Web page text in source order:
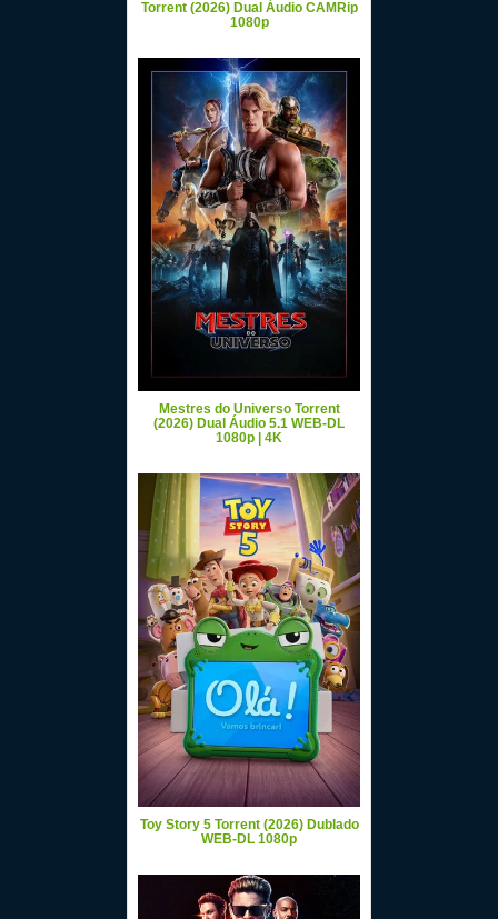
Torrent (2026) Dual Áudio CAMRip
1080p
Mestres do Universo Torrent
(2026) Dual Áudio 5.1 WEB-DL
1080p | 4K
Toy Story 5 Torrent (2026) Dublado
WEB-DL 1080p